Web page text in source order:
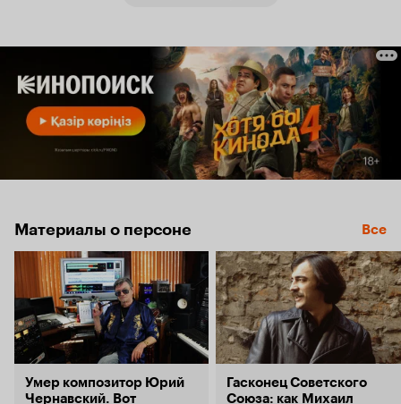
Материалы о персоне Все
Умер композитор Юрий
Чернавский. Вот
Гасконец Советского
Союза: как Михаил